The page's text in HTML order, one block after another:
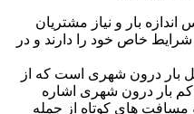
اندازه بار و نیاز مشتریان
خاص خود را دارند و در
بار درون شهری است که از
بار درون شهری اشاره
های کوتاه از جمله